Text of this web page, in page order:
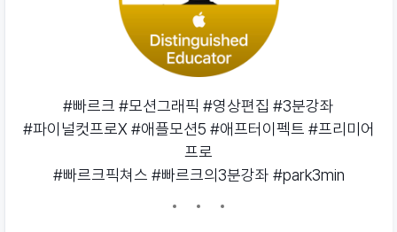
#빠르크 #모션그래픽 #영상편집 #3분강좌
#파이널컷프로X #애플모션5 #애프터이펙트 #프리미어
프로
#빠르크픽쳐스 #빠르크의3분강좌 #park3min